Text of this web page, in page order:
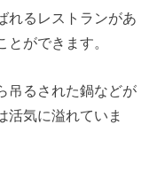
れるレストランがあ
ができます。
吊るされた鍋などが
活気に溢れていま